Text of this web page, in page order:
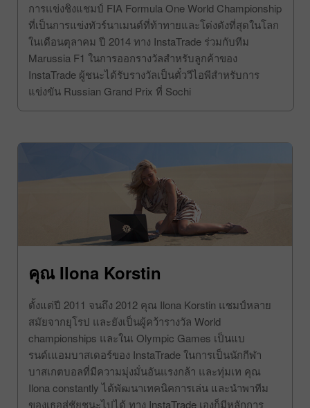
แข่งรถใหม่ที่มีแรงบันดาลใจ โดย Marussia F1 เข้าร่วมใน
การแข่งชิงแชมป์ FIA Formula One World Championship
ที่เป็นการแข่งทัวร์นาเมนต์ที่ท้าทายและโด่งดังที่สุดในโลก
ในเดือนตุลาคม ปี 2014 ทาง InstaTrade ร่วมกับทีม
Marussia F1 ในการออกรางวัลสำหรับลูกค้าของ
InstaTrade ผู้ชนะได้รับรางวัลเป็นตั๋ววีไอพีสำหรับการ
แข่งขัน Russian Grand Prix ที่ Sochi
คุณ Ilona Korstin
ตั้งแต่ปี 2011 จนถึง 2012 คุณ Ilona Korstin แชมป์หลาย
สมัยจากยุโรป และยังเป็นผู้คว้ารางวัล World
championships และในเ Olympic Games เป็นแบ
รนด์เแอมบาสเดอร์ของ InstaTrade ในการเป็นนักกีฬา
บาสเกตบอลที่มีความมุ่งมั่นอันแรงกล้า และทุ่มเท คุณ